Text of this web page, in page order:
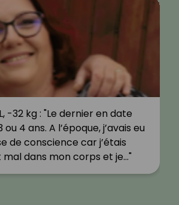
-32 kg : "Le dernier en date
4 ans. A l’époque, j’avais eu
de conscience car j’étais
dans mon corps et je…"